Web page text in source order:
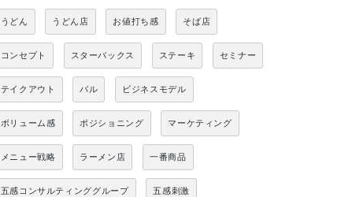
うどん うどん店 お値打ち感 そば店
コンセプト スターバックス ステーキ セミナー
テイクアウト バル ビジネスモデル
ボリューム感 ポジショニング マーケティング
メニュー戦略 ラーメン店 一番商品
五感コンサルティンググループ 五感刺激